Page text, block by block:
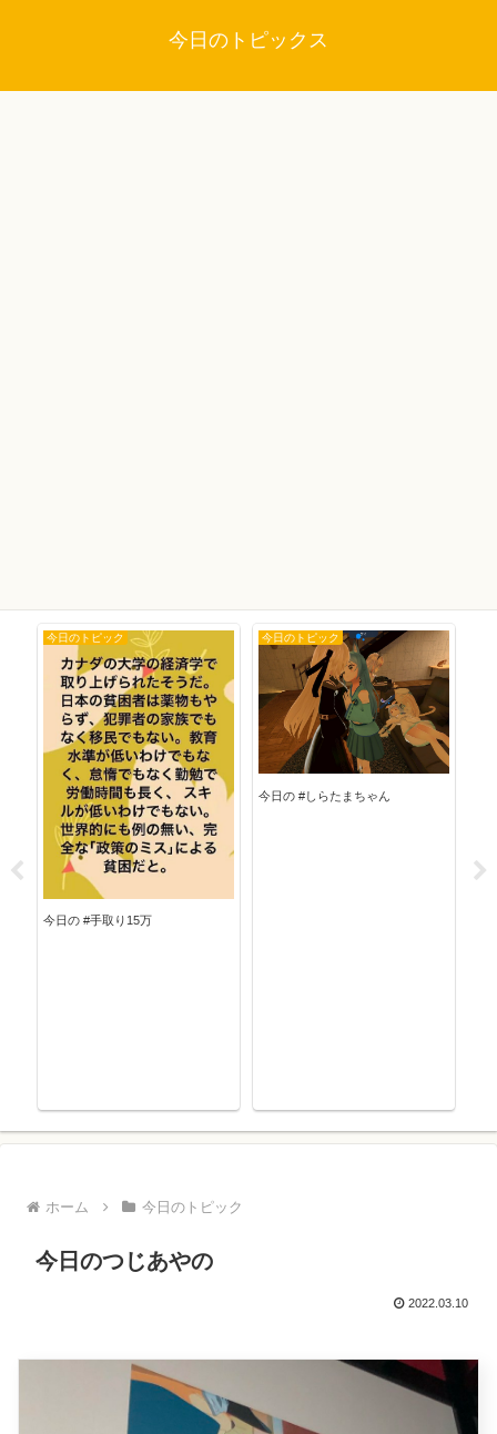
今日のトピックス
今日のトピック
今日の #手取り15万
今日のトピック
今日の #しらたまちゃん
ホーム 今日のトピック
今日のつじあやの
2022.03.10